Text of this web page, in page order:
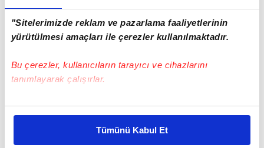
"Sitelerimizde reklam ve pazarlama faaliyetlerinin
yürütülmesi amaçları ile çerezler kullanılmaktadır.
Bu çerezler, kullanıcıların tarayıcı ve cihazlarını
tanımlayarak çalışırlar.
Bu çerezlere izin vermeniz halinde sizlere özel
daha iyi reklam deneyimi yaşatabiliriz. Bunu yaparken
Tümünü Kabul Et